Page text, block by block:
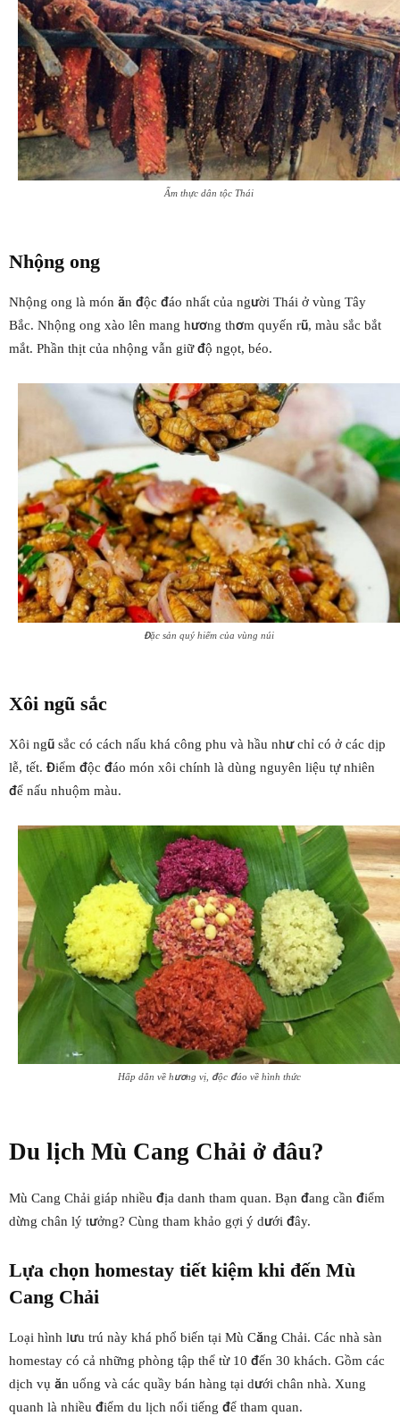
Ẩm thực dân tộc Thái
Nhộng ong
Nhộng ong là món ăn độc đáo nhất của người Thái ở vùng Tây
Bắc. Nhộng ong xào lên mang hương thơm quyến rũ, màu sắc bắt
mắt. Phần thịt của nhộng vẫn giữ độ ngọt, béo.
Đặc sản quý hiếm của vùng núi
Xôi ngũ sắc
Xôi ngũ sắc có cách nấu khá công phu và hầu như chỉ có ở các dịp
lễ, tết. Điểm độc đáo món xôi chính là dùng nguyên liệu tự nhiên
để nấu nhuộm màu.
Hấp dẫn về hương vị, độc đáo về hình thức
Du lịch Mù Cang Chải ở đâu?
Mù Cang Chải giáp nhiều địa danh tham quan. Bạn đang cần điểm
dừng chân lý tưởng? Cùng tham khảo gợi ý dưới đây.
Lựa chọn homestay tiết kiệm khi đến Mù
Cang Chải
Loại hình lưu trú này khá phổ biến tại Mù Căng Chải. Các nhà sàn
homestay có cả những phòng tập thể từ 10 đến 30 khách. Gồm các
dịch vụ ăn uống và các quầy bán hàng tại dưới chân nhà. Xung
quanh là nhiều điểm du lịch nổi tiếng để tham quan.